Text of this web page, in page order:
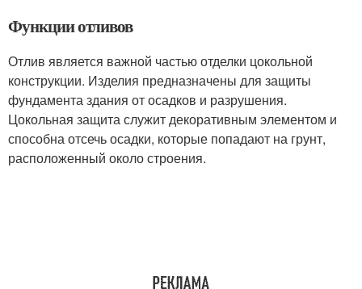
Функции отливов
Отлив является важной частью отделки цокольной
конструкции. Изделия предназначены для защиты
фундамента здания от осадков и разрушения.
Цокольная защита служит декоративным элементом и
способна отсечь осадки, которые попадают на грунт,
расположенный около строения.